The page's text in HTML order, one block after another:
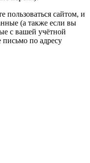
пользоваться сайтом, и
(а также если вы
с вашей учётной
по адресу